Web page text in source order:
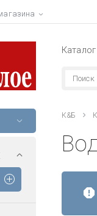
Каталог
К&Б